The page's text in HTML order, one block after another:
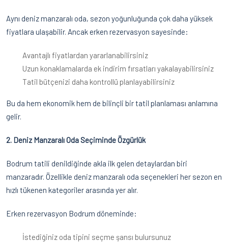
Aynı deniz manzaralı oda, sezon yoğunluğunda çok daha yüksek
fiyatlara ulaşabilir. Ancak erken rezervasyon sayesinde:
Avantajlı fiyatlardan yararlanabilirsiniz
Uzun konaklamalarda ek indirim fırsatları yakalayabilirsiniz
Tatil bütçenizi daha kontrollü planlayabilirsiniz
Bu da hem ekonomik hem de bilinçli bir tatil planlaması anlamına
gelir.
2. Deniz Manzaralı Oda Seçiminde Özgürlük
Bodrum tatili denildiğinde akla ilk gelen detaylardan biri
manzaradır. Özellikle deniz manzaralı oda seçenekleri her sezon en
hızlı tükenen kategoriler arasında yer alır.
Erken rezervasyon Bodrum döneminde:
İstediğiniz oda tipini seçme şansı bulursunuz